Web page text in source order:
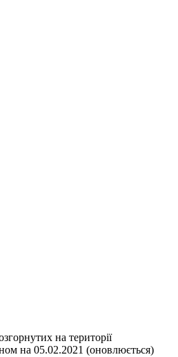
на території
на 05.02.2021 (оновлюється)